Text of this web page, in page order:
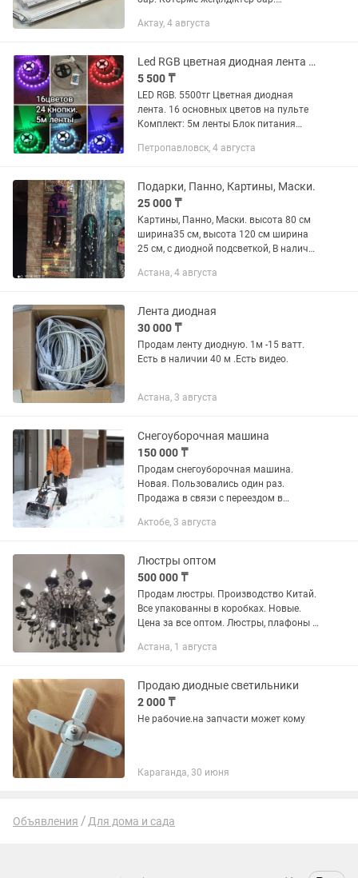
ойын компьютерлеріне жарамды.
не...
Актау, 4 августа
Led RGB цветная диодная лента светодиодная лента для комнаты подсветка
5 500 ₸
LED RGB. 5500тг Цветная диодная
лента. 16 основных цветов на пульте
Комплект: 5м ленты Блок питания
RGB 7500тг Цветная диодная лента. 16
Петропавловск, 4 августа
Подарки, Панно, Картины, Маски.
25 000 ₸
Картины, Панно, Маски. высота 80 см
ширина35 см, высота 120 см ширина
25 см, с диодной подсветкой, В наличии
предоплате и оплате такси.
Астана, 4 августа
Лента диодная
30 000 ₸
Продам ленту диодную. 1м -15 ватт.
Есть в наличии 40 м .Есть видео.
Астана, 3 августа
Снегоуборочная машина
150 000 ₸
Продам снегоуборочная машина.
Новая. Пользовались один раз.
Продажа в связи с переездом в
30см. Угол поворота жалоба до 190°.
шнур...
Актобе, 3 августа
Люстры оптом
500 000 ₸
Продам люстры. Производство Китай.
Все упакованны в коробках. Новые.
Цена за все оптом. Люстры, плафоны ,
что нужно освободить склад
Астана, 1 августа
Продаю диодные светильники
2 000 ₸
Не рабочие.на запчасти может кому
Караганда, 30 июня
Объявления Для дома и сада